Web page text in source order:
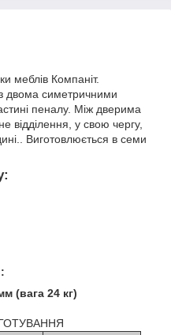
меблів Компаніт.
двома симетричними
пеналу. Між дверима
відділення, у свою чергу,
Виготовлюється в семи
(вага 24 кг)